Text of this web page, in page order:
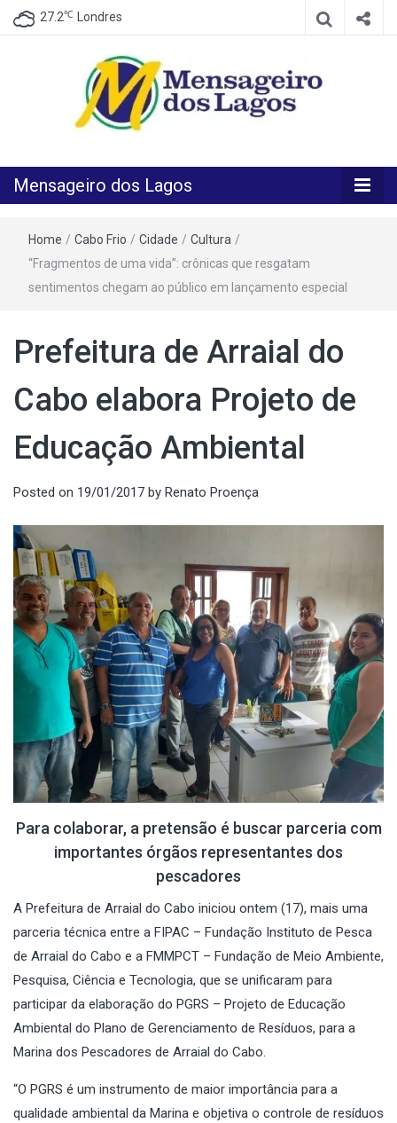
27.2℃ Londres
Mensageiro
dos Lagos
Mensageiro dos Lagos
Home / Cabo Frio / Cidade / Cultura /
“Fragmentos de uma vida”: crônicas que resgatam
sentimentos chegam ao público em lançamento especial
Prefeitura de Arraial do
Cabo elabora Projeto de
Educação Ambiental
Posted on 19/01/2017 by Renato Proença
Para colaborar, a pretensão é buscar parceria com
importantes órgãos representantes dos
pescadores
A Prefeitura de Arraial do Cabo iniciou ontem (17), mais uma
parceria técnica entre a FIPAC – Fundação Instituto de Pesca
de Arraial do Cabo e a FMMPCT – Fundação de Meio Ambiente,
Pesquisa, Ciência e Tecnologia, que se unificaram para
participar da elaboração do PGRS – Projeto de Educação
Ambiental do Plano de Gerenciamento de Resíduos, para a
Marina dos Pescadores de Arraial do Cabo.
“O PGRS é um instrumento de maior importância para a
qualidade ambiental da Marina e objetiva o controle de resíduos